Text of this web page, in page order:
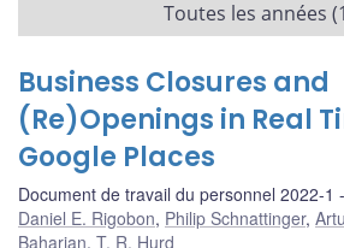
Toutes les années
Business Closures and
(Re)Openings in Real
Google Places
Document de travail du personnel 2022-1
Daniel E. Rigobon, Philip Schnattinger,
Baharian, T. R. Hurd